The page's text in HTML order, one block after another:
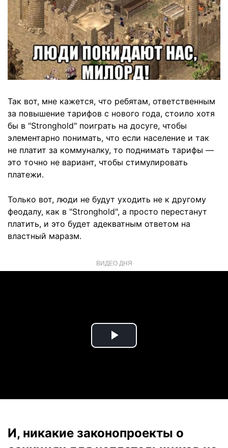
Так вот, мне кажется, что ребятам, ответственным
за повышение тарифов с нового года, стоило хотя
бы в "Stronghold" поиграть на досуге, чтобы
элементарно понимать, что если население и так
не платит за коммуналку, то поднимать тарифы —
это точно не вариант, чтобы стимулировать
платежи.
Только вот, люди не будут уходить не к другому
феодалу, как в "Stronghold", а просто перестанут
платить, и это будет адекватным ответом на
властный маразм.
ВИДЕО ДНЯ
Play
И, никакие законопроекты о